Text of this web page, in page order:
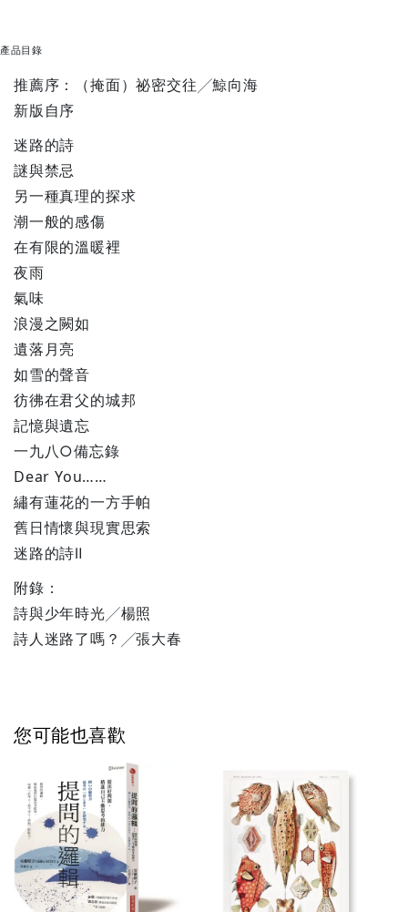
產品目錄
推薦序：（掩面）祕密交往╱鯨向海
新版自序
迷路的詩
謎與禁忌
另一種真理的探求
潮一般的感傷
在有限的溫暖裡
夜雨
氣味
浪漫之闕如
遺落月亮
如雪的聲音
彷彿在君父的城邦
記憶與遺忘
一九八○備忘錄
Dear You……
繡有蓮花的一方手帕
舊日情懷與現實思索
迷路的詩Ⅱ
附錄：
詩與少年時光╱楊照
詩人迷路了嗎？╱張大春
您可能也喜歡